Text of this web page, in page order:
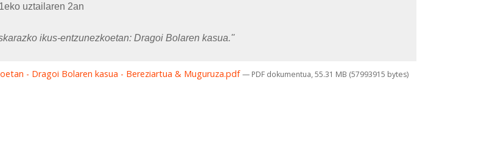
uztailaren 2an
ikus-entzunezkoetan: Dragoi Bolaren kasua.''
- Dragoi Bolaren kasua - Bereziartua & Muguruza.pdf— PDF dokumentua, 55.31 MB (57993915 bytes)